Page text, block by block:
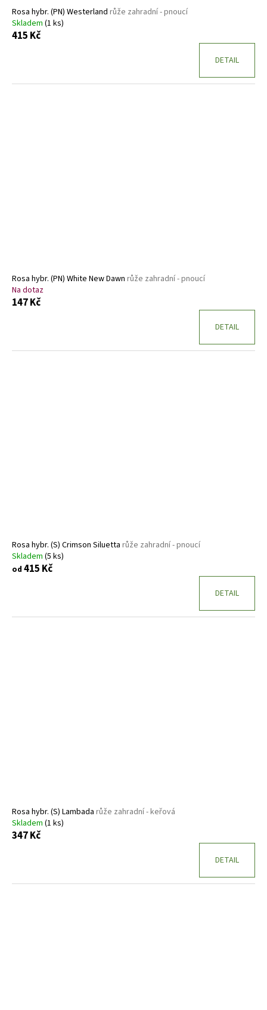
Rosa hybr. (PN) Westerland růže zahradní - pnoucí
Skladem (1 ks)
415 Kč
DETAIL
Rosa hybr. (PN) White New Dawn růže zahradní - pnoucí
Na dotaz
147 Kč
DETAIL
Rosa hybr. (S) Crimson Siluetta růže zahradní - pnoucí
Skladem (5 ks)
od 415 Kč
DETAIL
Rosa hybr. (S) Lambada růže zahradní - keřová
Skladem (1 ks)
347 Kč
DETAIL